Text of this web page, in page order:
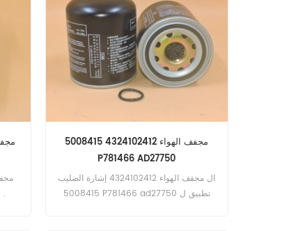
مجفف هواء
سفينة الشحن , ماك , فولفو , الكمون .
مجفف الهواء 4324102412 5008415
P781466 AD27750
ال مجفف الهواء 4324102412 إشارة الصليب
5008415 P781466 ad27750 تطبيق ل